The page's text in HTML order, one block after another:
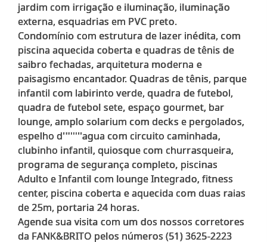
jardim com irrigação e iluminação, iluminação
externa, esquadrias em PVC preto.
Condomínio com estrutura de lazer inédita, com
piscina aquecida coberta e quadras de tênis de
saibro fechadas, arquitetura moderna e
paisagismo encantador. Quadras de tênis, parque
infantil com labirinto verde, quadra de futebol,
quadra de futebol sete, espaço gourmet, bar
lounge, amplo solarium com decks e pergolados,
espelho d''''''''agua com circuito caminhada,
clubinho infantil, quiosque com churrasqueira,
programa de segurança completo, piscinas
Adulto e Infantil com lounge Integrado, fitness
center, piscina coberta e aquecida com duas raias
de 25m, portaria 24 horas.
Agende sua visita com um dos nossos corretores
da FANK&BRITO pelos números (51) 3625-2223